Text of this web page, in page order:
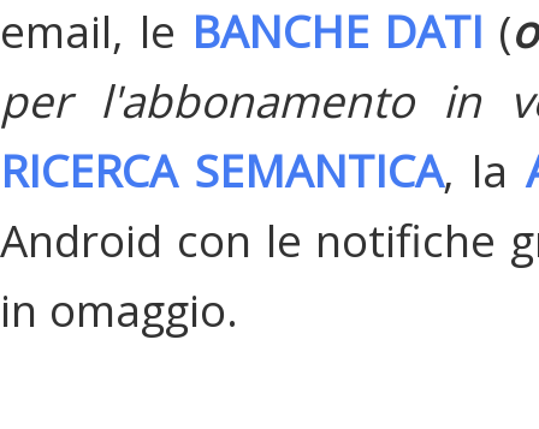
email, le BANCHE DATI (
per l'abbonamento in
RICERCA SEMANTICA, la
Android con le notifiche
in omaggio.